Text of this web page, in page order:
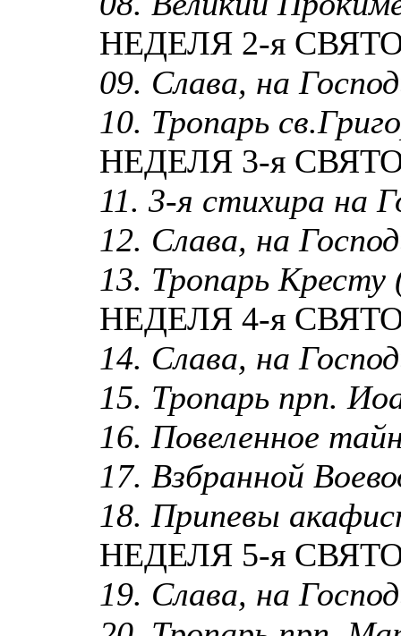
НЕДЕЛЯ 2-я
09. Слава, на
10. Тропарь
НЕДЕЛЯ 3-я
11. 3-я стихира на
12. Слава, на
13. Тропарь Кресту
НЕДЕЛЯ 4-я
14. Слава, на
15. Тропарь прп.
16. Повеленное
17. Взбранной
18. Припевы
НЕДЕЛЯ 5-я
19. Слава, на